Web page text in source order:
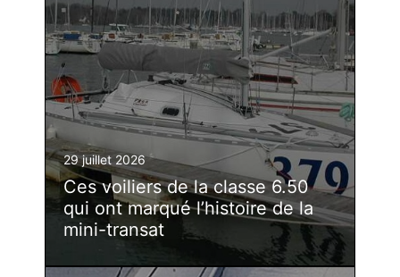
29 juillet 2026
Ces voiliers de la classe 6.50
qui ont marqué l’histoire de la
mini-transat